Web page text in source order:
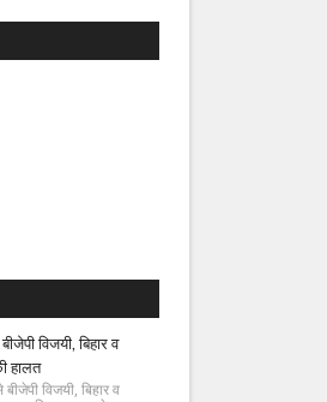
विजयी, बिहार व
हालत
विजयी, बिहार व